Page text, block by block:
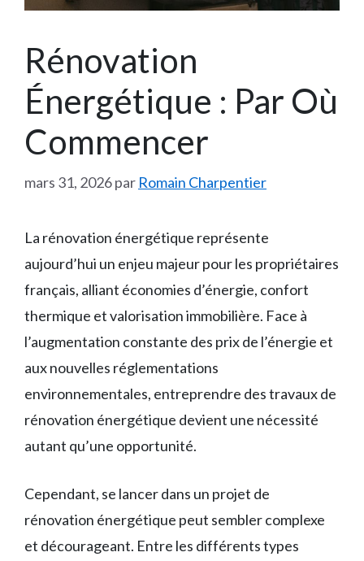
Rénovation
Énergétique : Par Où
Commencer
mars 31, 2026par Romain Charpentier
La rénovation énergétique représente
aujourd’hui un enjeu majeur pour les propriétaires
français, alliant économies d’énergie, confort
thermique et valorisation immobilière. Face à
l’augmentation constante des prix de l’énergie et
aux nouvelles réglementations
environnementales, entreprendre des travaux de
rénovation énergétique devient une nécessité
autant qu’une opportunité.
Cependant, se lancer dans un projet de
rénovation énergétique peut sembler complexe
et décourageant. Entre les différents types